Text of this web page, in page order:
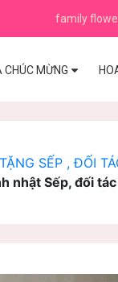
family
CHÚC MỪNG
SẾP , ĐỐI
nhật Sếp, đối